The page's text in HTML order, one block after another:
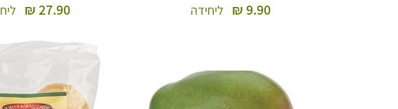
9.90
₪ ליחידה 27.90
₪